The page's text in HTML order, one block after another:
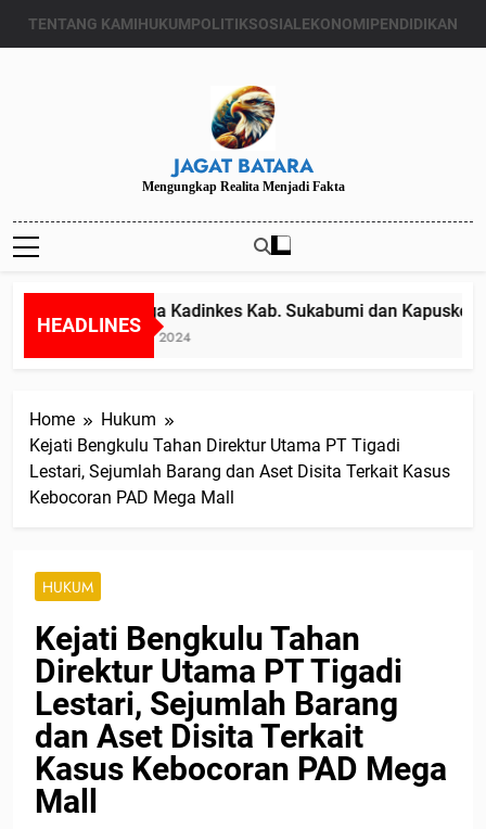
TENTANG KAMIHUKUMPOLITIKSOSIALEKONOMIPENDIDIKAN
JAGAT BATARA
Mengungkap Realita Menjadi Fakta
HEADLINES
Diduga Kadinkes Kab. Sukabumi dan
Juli 24, 2024
Home
Hukum
Kejati Bengkulu Tahan Direktur Utama PT Tigadi
Lestari, Sejumlah Barang dan Aset Disita Terkait Kasus
Kebocoran PAD Mega Mall
HUKUM
Kejati Bengkulu Tahan
Direktur Utama PT Tigadi
Lestari, Sejumlah Barang
dan Aset Disita Terkait
Kasus Kebocoran PAD Mega
Mall